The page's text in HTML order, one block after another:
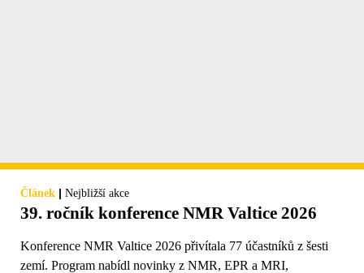
Článek | Nejbližší akce
39. ročník konference NMR Valtice 2026
Konference NMR Valtice 2026 přivítala 77 účastníků z šesti
zemí. Program nabídl novinky z NMR, EPR a MRI,